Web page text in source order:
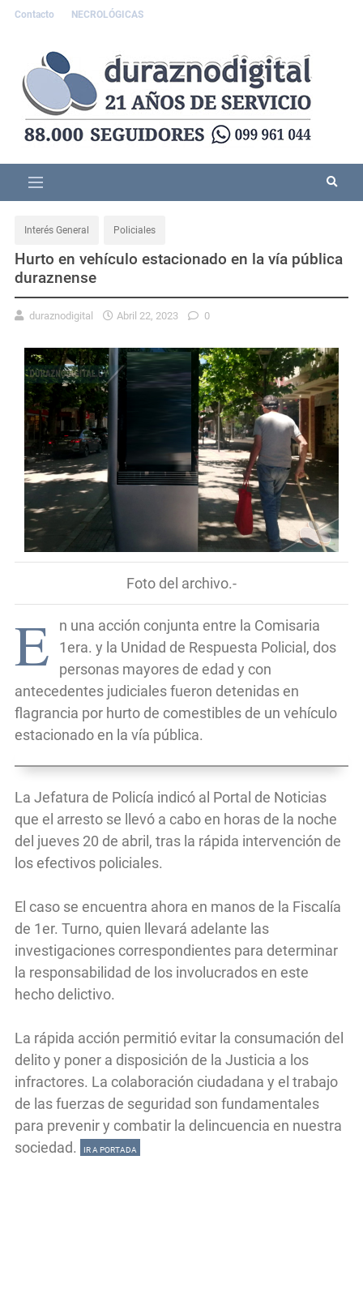
Contacto NECROLÓGICAS
Interés General Policiales
Hurto en vehículo estacionado en la vía pública
duraznense
duraznodigital Abril 22, 2023 0
Foto del archivo.-
E
n una acción conjunta entre la Comisaria
1era. y la Unidad de Respuesta Policial, dos
personas mayores de edad y con
antecedentes judiciales fueron detenidas en
flagrancia por hurto de comestibles de un vehículo
estacionado en la vía pública.
La Jefatura de Policía indicó al Portal de Noticias
que el arresto se llevó a cabo en horas de la noche
del jueves 20 de abril, tras la rápida intervención de
los efectivos policiales.
El caso se encuentra ahora en manos de la Fiscalía
de 1er. Turno, quien llevará adelante las
investigaciones correspondientes para determinar
la responsabilidad de los involucrados en este
hecho delictivo.
La rápida acción permitió evitar la consumación del
delito y poner a disposición de la Justicia a los
infractores. La colaboración ciudadana y el trabajo
de las fuerzas de seguridad son fundamentales
para prevenir y combatir la delincuencia en nuestra
sociedad.
IR A PORTADA